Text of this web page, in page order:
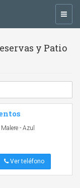
y Patio
- Azul
Ver teléfono